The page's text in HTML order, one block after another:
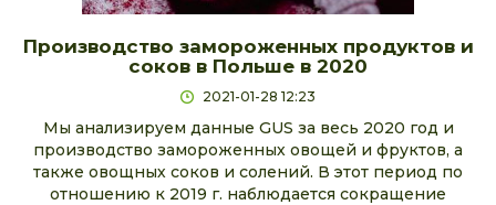
Производство замороженных продуктов и
соков в Польше в 2020
2021-01-28 12:23
Мы анализируем данные GUS за весь 2020 год и
производство замороженных овощей и фруктов, а
также овощных соков и солений. В этот период по
отношению к 2019 г. наблюдается сокращение